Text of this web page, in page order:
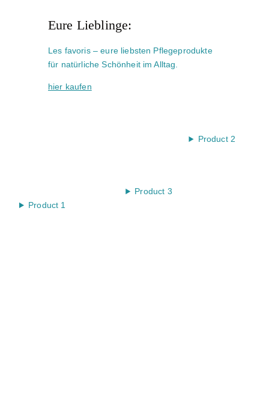
Eure Lieblinge:
Les favoris – eure liebsten Pflegeprodukte
für natürliche Schönheit im Alltag.
hier kaufen
Product 2
Product 3
Product 1